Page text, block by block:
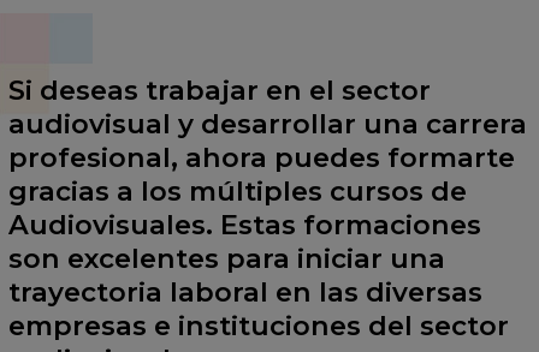
Si deseas trabajar en el sector
audiovisual y desarrollar una carrera
profesional, ahora puedes formarte
gracias a los múltiples cursos de
Audiovisuales. Estas formaciones
son excelentes para iniciar una
trayectoria laboral en las diversas
empresas e instituciones del sector